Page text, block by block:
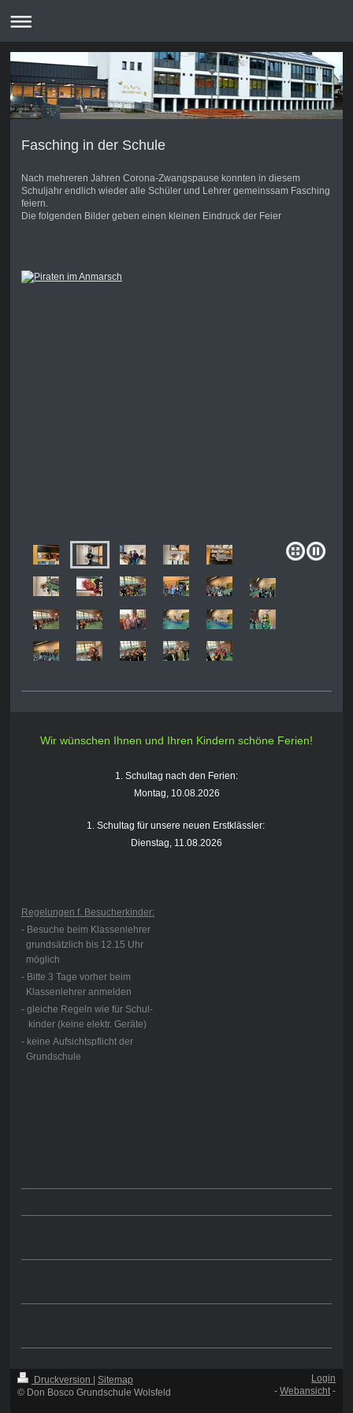
Fasching in der Schule
Nach mehreren Jahren Corona-Zwangspause konnten in diesem
Schuljahr endlich wieder alle Schüler und Lehrer gemeinssam Fasching
feiern.
Die folgenden Bilder geben einen kleinen Eindruck der Feier
Wir wünschen Ihnen und Ihren Kindern schöne Ferien!
1. Schultag nach den Ferien:
Montag, 10.08.2026
1. Schultag für unsere neuen Erstklässler:
Dienstag, 11.08.2026
Regelungen f. Besucherkinder:
- Besuche beim Klassenlehrer
grundsätzlich bis 12.15 Uhr
möglich
- Bitte 3 Tage vorher beim
Klassenlehrer anmelden
- gleiche Regeln wie für Schul-
kinder (keine elektr. Geräte)
- keine Aufsichtspflicht der
Grundschule
Druckversion
Sitemap
© Don Bosco Grundschule Wolsfeld
Login
-Webansicht-